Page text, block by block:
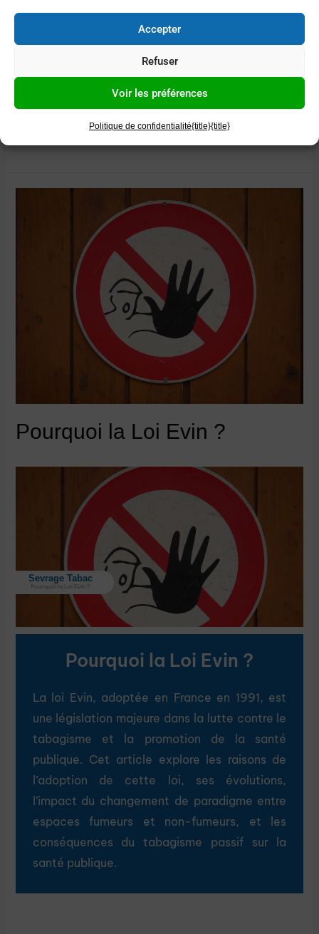
Accepter
Refuser
Voir les préférences
Politique de confidentialité{title}{title}
Pourquoi la Loi Evin ?
Sevrage Tabac
Pourquoi la Loi Evin ?
Pourquoi la Loi Evin ?
La loi Evin, adoptée en France en 1991, est
une législation majeure dans la lutte contre le
tabagisme et la promotion de la santé
publique. Cet article explore les raisons de
l’adoption de cette loi, ses évolutions,
l’impact du changement de paradigme entre
espaces fumeurs et non-fumeurs, et les
conséquences du tabagisme passif sur la
santé publique.